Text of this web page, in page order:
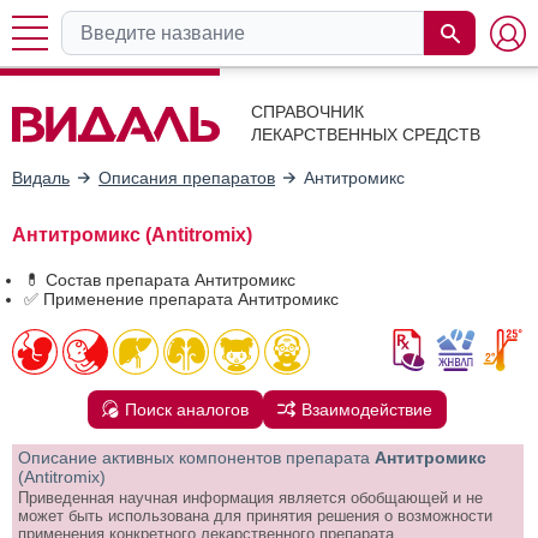
СПРАВОЧНИК
ЛЕКАРСТВЕННЫХ СРЕДСТВ
Видаль Описания препаратов Антитромикс
Антитромикс (Antitromix)
💊 Состав препарата Антитромикс
✅ Применение препарата Антитромикс
Поиск аналогов Взаимодействие
Описание активных компонентов препарата Антитромикс
(Antitromix)
Приведенная научная информация является обобщающей и не
может быть использована для принятия решения о возможности
применения конкретного лекарственного препарата.